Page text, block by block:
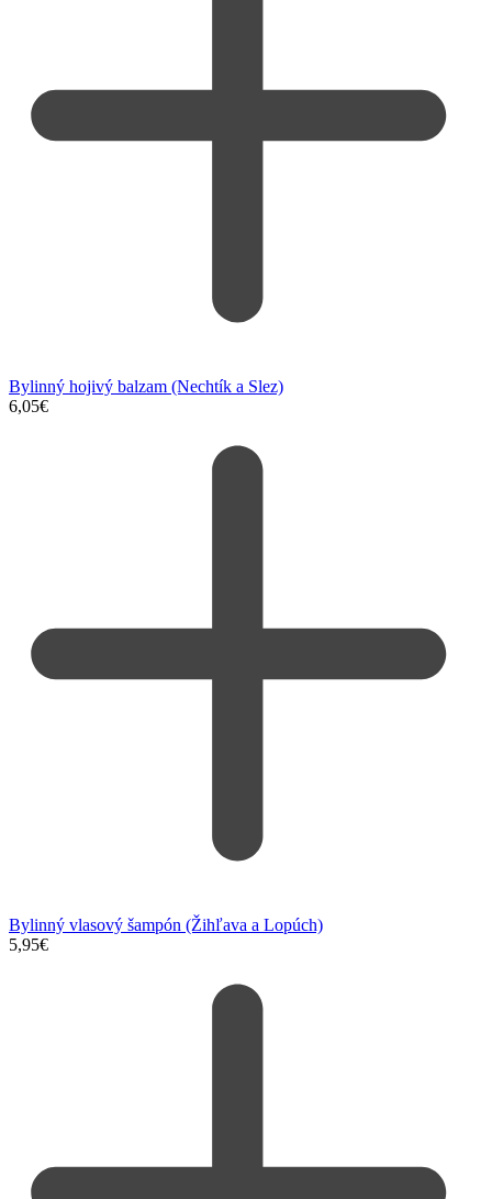
Bylinný hojivý balzam (Nechtík a Slez)
6,05€
Bylinný vlasový šampón (Žihľava a Lopúch)
5,95€